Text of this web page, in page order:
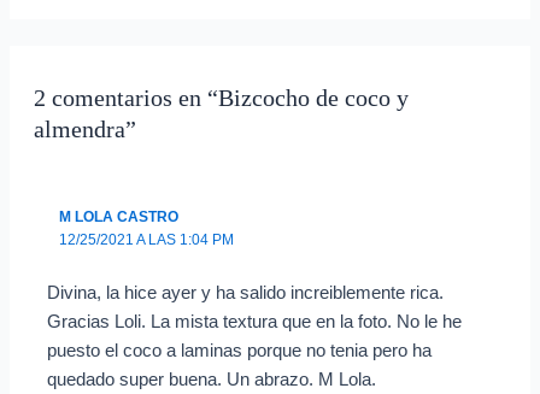
2 comentarios en “Bizcocho de coco y
almendra”
M LOLA CASTRO
12/25/2021 A LAS 1:04 PM
Divina, la hice ayer y ha salido increiblemente rica.
Gracias Loli. La mista textura que en la foto. No le he
puesto el coco a laminas porque no tenia pero ha
quedado super buena. Un abrazo. M Lola.